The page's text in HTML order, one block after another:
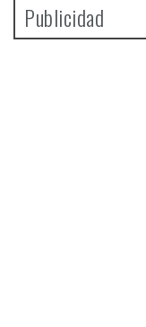
Publicidad